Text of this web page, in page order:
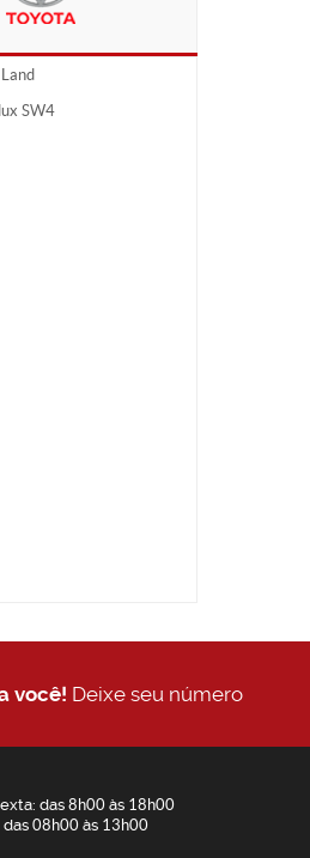
Land
SW4
você! Deixe seu número
das 8h00às 18h00
das08h00 às 13h00